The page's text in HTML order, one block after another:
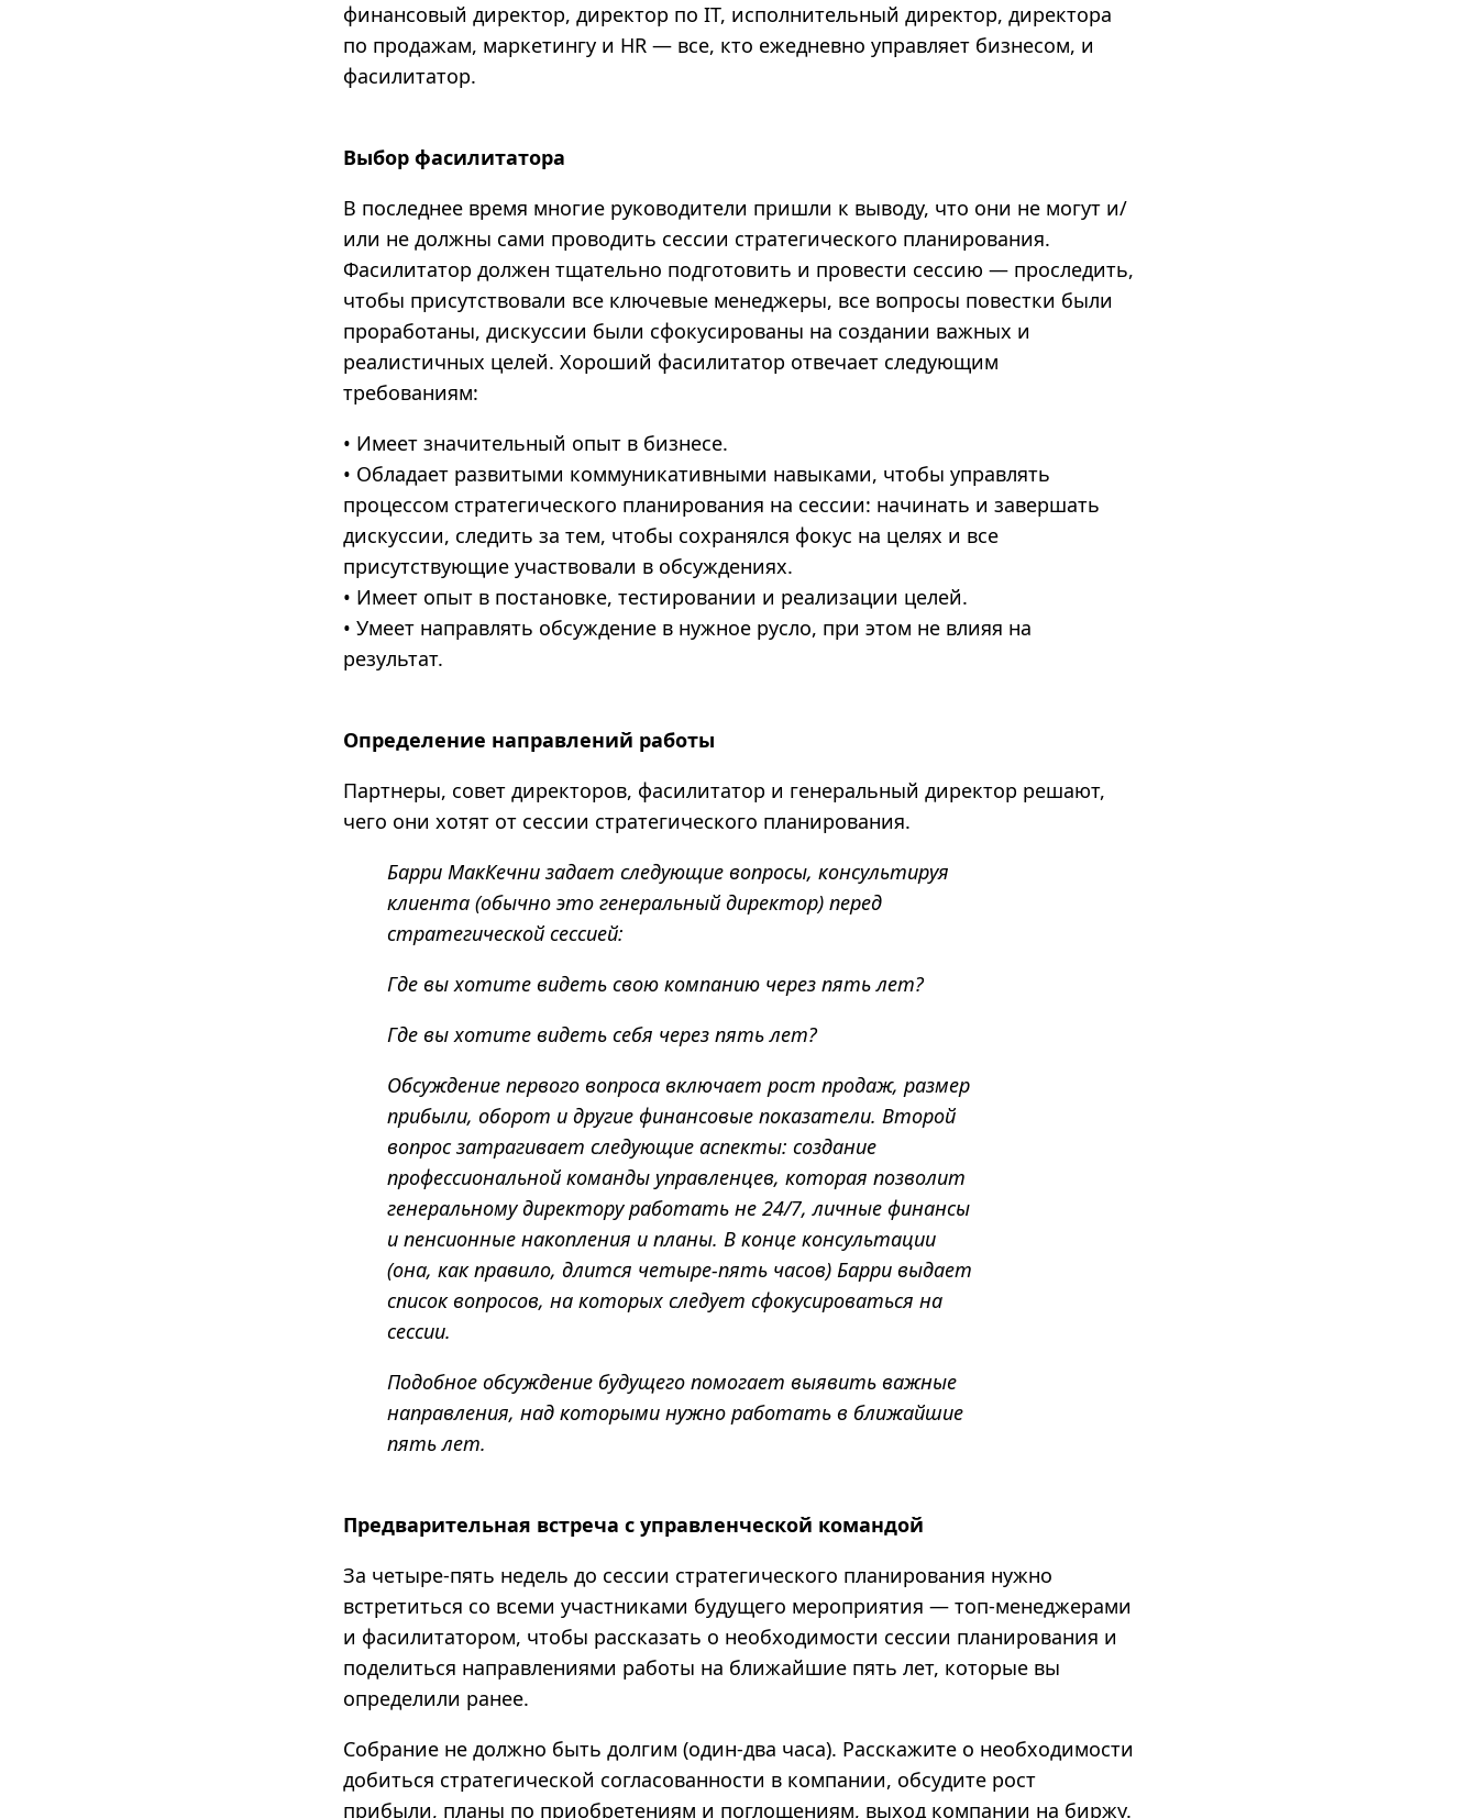
финансовый директор, директор по IT, исполнительный директор, директора
по продажам, маркетингу и HR — все, кто ежедневно управляет бизнесом, и
фасилитатор.
Выбор фасилитатора
В последнее время многие руководители пришли к выводу, что они не могут и/
или не должны сами проводить сессии стратегического планирования.
Фасилитатор должен тщательно подготовить и провести сессию — проследить,
чтобы присутствовали все ключевые менеджеры, все вопросы повестки были
проработаны, дискуссии были сфокусированы на создании важных и
реалистичных целей. Хороший фасилитатор отвечает следующим
требованиям:
• Имеет значительный опыт в бизнесе.
• Обладает развитыми коммуникативными навыками, чтобы управлять
процессом стратегического планирования на сессии: начинать и завершать
дискуссии, следить за тем, чтобы сохранялся фокус на целях и все
присутствующие участвовали в обсуждениях.
• Имеет опыт в постановке, тестировании и реализации целей.
• Умеет направлять обсуждение в нужное русло, при этом не влияя на
результат.
Определение направлений работы
Партнеры, совет директоров, фасилитатор и генеральный директор решают,
чего они хотят от сессии стратегического планирования.
Барри МакКечни задает следующие вопросы, консультируя
клиента (обычно это генеральный директор) перед
стратегической сессией:
Где вы хотите видеть свою компанию через пять лет?
Где вы хотите видеть себя через пять лет?
Обсуждение первого вопроса включает рост продаж, размер
прибыли, оборот и другие финансовые показатели. Второй
вопрос затрагивает следующие аспекты: создание
профессиональной команды управленцев, которая позволит
генеральному директору работать не 24/7, личные финансы
и пенсионные накопления и планы. В конце консультации
(она, как правило, длится четыре-пять часов) Барри выдает
список вопросов, на которых следует сфокусироваться на
сессии.
Подобное обсуждение будущего помогает выявить важные
направления, над которыми нужно работать в ближайшие
пять лет.
Предварительная встреча с управленческой командой
За четыре-пять недель до сессии стратегического планирования нужно
встретиться со всеми участниками будущего мероприятия — топ-менеджерами
и фасилитатором, чтобы рассказать о необходимости сессии планирования и
поделиться направлениями работы на ближайшие пять лет, которые вы
определили ранее.
Собрание не должно быть долгим (один-два часа). Расскажите о необходимости
добиться стратегической согласованности в компании, обсудите рост
прибыли, планы по приобретениям и поглощениям, выход компании на биржу.